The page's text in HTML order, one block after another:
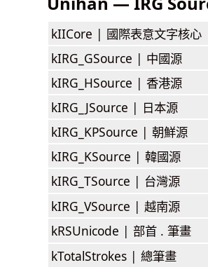
kIICore | 國際表意文字核心
kIRG_GSource | 中國源
kIRG_HSource | 香港源
kIRG_JSource | 日本源
kIRG_KPSource | 朝鮮源
kIRG_KSource | 韓國源
kIRG_TSource | 台灣源
kIRG_VSource | 越南源
kRSUnicode | 部首 . 筆畫
kTotalStrokes | 總筆畫